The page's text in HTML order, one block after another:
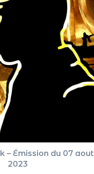
– Émission du 07 aout
2023